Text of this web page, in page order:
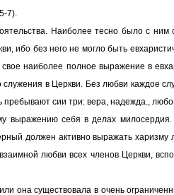
7).
Наиболее тесно было с
ибо без него не могло быть
наиболее полное выражение в
в Церкви. Без любви каждое
сии три: вера, надежда.,
выражению себя в делах
должен активно выражать
любви всех членов Церкви,
она существовала в очень